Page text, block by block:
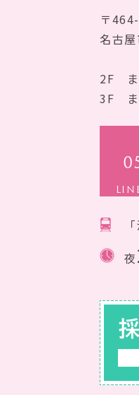
〒
名古
2F ま
3F ま
夜